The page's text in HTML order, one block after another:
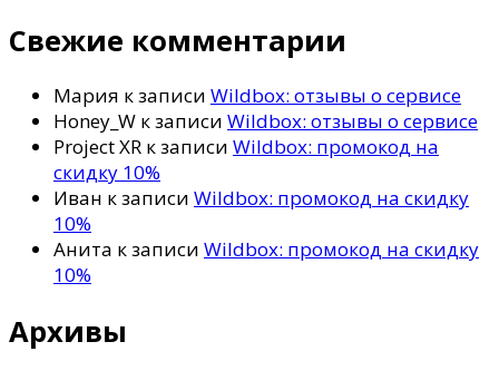
Свежие комментарии
Мария к записи Wildbox: отзывы о сервисе
Honey_W к записи Wildbox: отзывы о сервисе
Project XR к записи Wildbox: промокод на
скидку 10%
Иван к записи Wildbox: промокод на скидку
10%
Анита к записи Wildbox: промокод на скидку
10%
Архивы